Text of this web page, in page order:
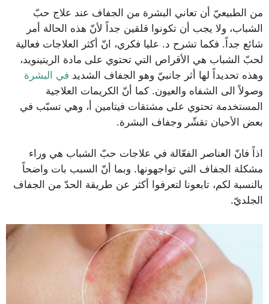
من الطبيعيّ أن تعاني البشرة من الجفاف عند علاج حبّ
الشباب، ولا يجب أن تكونوا قلقين جداً لأنّ هذه الحالة أمر
شائع جداً. فكما تشرح د. عليا فكري، انّ أكثر العلاجات فعالية
لحبّ الشباب هي الأقراص التي تحتوي على مادة الريتينويد،
وهذه تحديداً لها أثر جانبيّ وهو الجفاف الشديد في البشرة
وصولاً الى الشفاه والعيون. كما أنّ الكريمات العلاجية
المستخدمة تحتوي على مشتقات فيتامين أ، وهي تسبّب في
بعض الأحيان تقشّر وجفاف البشرة.
اذاً فانّ العناصر الفعّالة في علاجات حبّ الشباب هي وراء
مشكلة الجفاف التي تواجهونها. وبما أنّ السبب بات واضحاً
بالنسبة لكم، تابعونا لتعرفوا أكثر عن طريقة الحدّ من الجفاف
الجلديّ.